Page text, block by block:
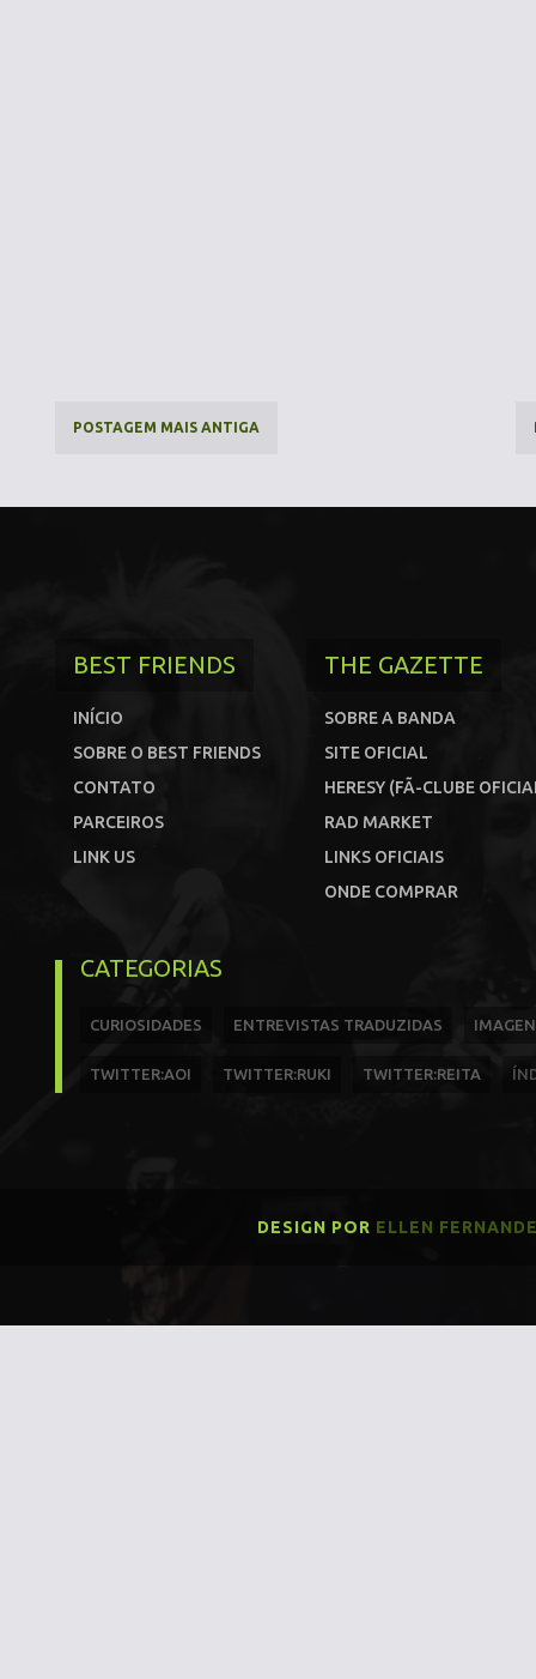
POSTAGEM MAIS ANTIGA
BEST FRIENDS
INÍCIO
SOBRE O BEST FRIENDS
CONTATO
PARCEIROS
LINK US
THE GAZETTE
SOBRE A BANDA
SITE OFICIAL
HERESY (FÃ-CLUBE
RAD MARKET
LINKS OFICIAIS
ONDE COMPRAR
CATEGORIAS
CURIOSIDADES ENTREVISTAS TRADUZIDAS
TWITTER:AOI TWITTER:RUKI TWITTER:REITA
DESIGN POR ELLEN